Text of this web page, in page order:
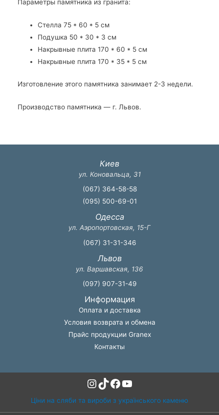
Параметры памятника из гранита:
Стелла 75 * 60 * 5 см
Подушка 50 * 30 * 3 см
Накрывные плита 170 * 60 * 5 см
Накрывные плита 170 * 35 * 5 см
Изготовление этого памятника занимает 2-3 недели.
Производство памятника — г. Львов.
Киев
ул. Коновальца, 31
(067) 364-58-58
(095) 500-69-01
Одесса
ул. Аэропортовская, 15-Г
(067) 31-31-346
Львов
ул. Варшавская, 136
(097) 907-31-49
Информация
Оплата и доставка
Условия возврата и обмена
Прайс продукции Granex
Контакты
Instagram
TikTok
Facebook
YouTube
Ціни на сляби та вироби з українського каменю